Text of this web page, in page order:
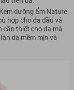
dưỡng ẩm Nature
hợp cho da dầu và
cần thiết cho da mà
da mềm mịn và